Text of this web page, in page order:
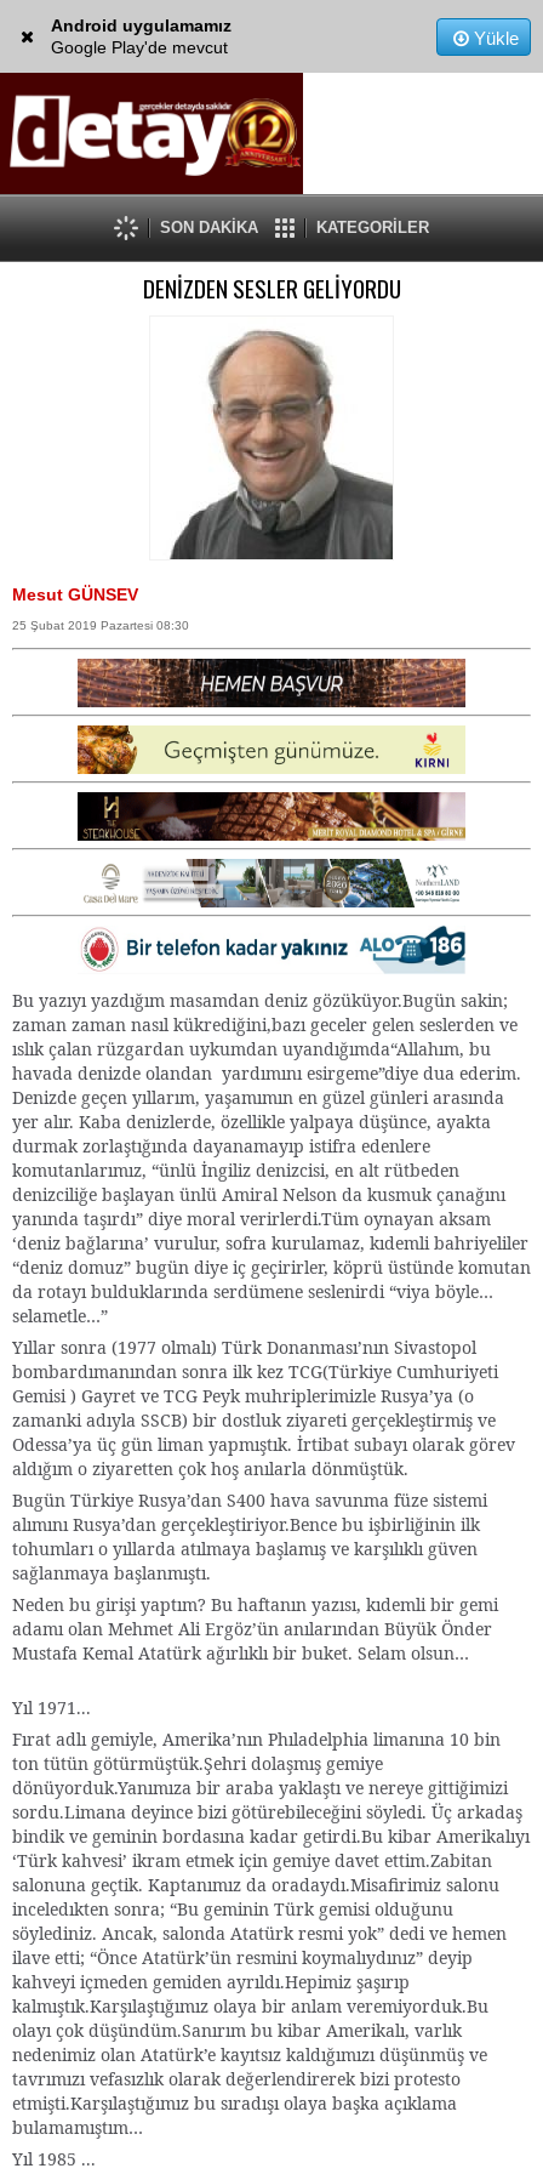
Android uygulamamız
Google Play'de mevcut
Yükle
SON DAKİKA KATEGORİLER
DENİZDEN SESLER GELİYORDU
Mesut GÜNSEV
25 Şubat 2019 Pazartesi 08:30
Bu yazıyı yazdığım masamdan deniz gözüküyor.Bugün sakin;
zaman zaman nasıl kükrediğini,bazı geceler gelen seslerden ve
ıslık çalan rüzgardan uykumdan uyandığımda“Allahım, bu
havada denizde olandan yardımını esirgeme”diye dua ederim.
Denizde geçen yıllarım, yaşamımın en güzel günleri arasında
yer alır. Kaba denizlerde, özellikle yalpaya düşünce, ayakta
durmak zorlaştığında dayanamayıp istifra edenlere
komutanlarımız, “ünlü İngiliz denizcisi, en alt rütbeden
denizciliğe başlayan ünlü Amiral Nelson da kusmuk çanağını
yanında taşırdı” diye moral verirlerdi.Tüm oynayan aksam
‘deniz bağlarına’ vurulur, sofra kurulamaz, kıdemli bahriyeliler
“deniz domuz” bugün diye iç geçirirler, köprü üstünde komutan
da rotayı bulduklarında serdümene seslenirdi “viya böyle…
selametle…”
Yıllar sonra (1977 olmalı) Türk Donanması’nın Sivastopol
bombardımanından sonra ilk kez TCG(Türkiye Cumhuriyeti
Gemisi ) Gayret ve TCG Peyk muhriplerimizle Rusya’ya (o
zamanki adıyla SSCB) bir dostluk ziyareti gerçekleştirmiş ve
Odessa’ya üç gün liman yapmıştık. İrtibat subayı olarak görev
aldığım o ziyaretten çok hoş anılarla dönmüştük.
Bugün Türkiye Rusya’dan S400 hava savunma füze sistemi
alımını Rusya’dan gerçekleştiriyor.Bence bu işbirliğinin ilk
tohumları o yıllarda atılmaya başlamış ve karşılıklı güven
sağlanmaya başlanmıştı.
Neden bu girişi yaptım? Bu haftanın yazısı, kıdemli bir gemi
adamı olan Mehmet Ali Ergöz’ün anılarından Büyük Önder
Mustafa Kemal Atatürk ağırlıklı bir buket. Selam olsun…
Yıl 1971...
Fırat adlı gemiyle, Amerika’nın Phıladelphia limanına 10 bin
ton tütün götürmüştük.Şehri dolaşmış gemiye
dönüyorduk.Yanımıza bir araba yaklaştı ve nereye gittiğimizi
sordu.Limana deyince bizi götürebileceğini söyledi. Üç arkadaş
bindik ve geminin bordasına kadar getirdi.Bu kibar Amerikalıyı
‘Türk kahvesi’ ikram etmek için gemiye davet ettim.Zabitan
salonuna geçtik. Kaptanımız da oradaydı.Misafirimiz salonu
inceledıkten sonra; “Bu geminin Türk gemisi olduğunu
söylediniz. Ancak, salonda Atatürk resmi yok” dedi ve hemen
ilave etti; “Önce Atatürk’ün resmini koymalıydınız” deyip
kahveyi içmeden gemiden ayrıldı.Hepimiz şaşırıp
kalmıştık.Karşılaştığımız olaya bir anlam veremiyorduk.Bu
olayı çok düşündüm.Sanırım bu kibar Amerikalı, varlık
nedenimiz olan Atatürk’e kayıtsız kaldığımızı düşünmüş ve
tavrımızı vefasızlık olarak değerlendirerek bizi protesto
etmişti.Karşılaştığımız bu sıradışı olaya başka açıklama
bulamamıştım…
Yıl 1985 ...